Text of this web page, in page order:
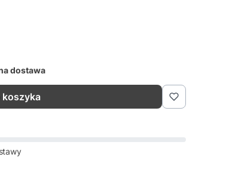
dostawa
koszyka